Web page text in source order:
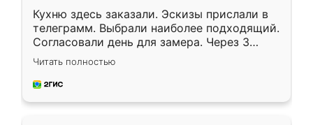
Кухню здесь заказали. Эскизы прислали в
телеграмм. Выбрали наиболее подходящий.
Согласовали день для замера. Через 3
недели кухня была уже готова. Остались
довольны работой. Спасибо Ренессанс
мебель за качественную работу!
Читать полностью